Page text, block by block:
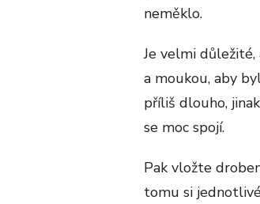
neměklo.
Je velmi
a moukou, aby
příliš dlouho,
se moc spojí.
Pak vložte
tomu si